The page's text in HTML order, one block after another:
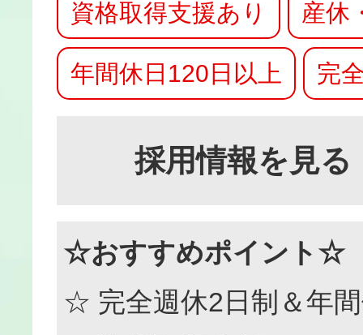
資格取得支援あり 産休
年間休日120日以上 完
採用情報を見る
☆おすすめポイント☆
☆ 完全週休2日制＆年